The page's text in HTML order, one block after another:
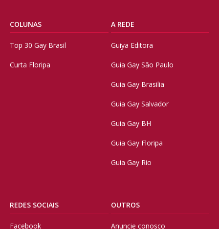
COLUNAS
Top 30 Gay Brasil
Curta Floripa
A REDE
Guiya Editora
Guia Gay São Paulo
Guia Gay Brasilia
Guia Gay Salvador
Guia Gay BH
Guia Gay Floripa
Guia Gay Rio
REDES SOCIAIS
Facebook
OUTROS
Anuncie conosco